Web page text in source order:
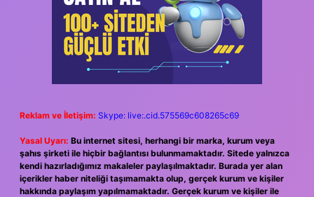
Reklam ve İletişim: Skype: live:.cid.575569c608265c69
Yasal Uyarı: Bu internet sitesi, herhangi bir marka, kurum veya
şahıs şirketi ile hiçbir bağlantısı bulunmamaktadır. Sitede yalnızca
kendi hazırladığımız makaleler paylaşılmaktadır. Burada yer alan
içerikler haber niteliği taşımamakta olup, gerçek kurum ve kişiler
hakkında paylaşım yapılmamaktadır. Gerçek kurum ve kişiler ile